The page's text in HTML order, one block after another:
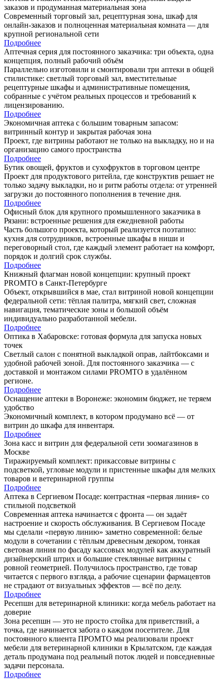
заказов и продуманная материальная зона
Современный торговый зал, рецептурная зона, шкаф для
онлайн-заказов и полноценная материальная комната — для
крупной региональной сети
Подробнее
Аптечная серия для постоянного заказчика: три объекта, одна
концепция, полный рабочий объём
Параллельно изготовили и смонтировали три аптеки в общей
стилистике: светлый торговый зал, вместительные
рецептурные шкафы и административные помещения,
собранные с учётом реальных процессов и требований к
лицензированию.
Подробнее
Экономичная аптека с большим товарным запасом:
витринный контур и закрытая рабочая зона
Проект, где витрины работают не только на выкладку, но и на
организацию самого пространства
Подробнее
Бутик овощей, фруктов и сухофруктов в торговом центре
Проект для продуктового ритейла, где конструктив решает не
только задачу выкладки, но и ритм работы отдела: от утренней
загрузки до постоянного пополнения в течение дня.
Подробнее
Офисный блок для крупного промышленного заказчика в
Рязани: встроенные решения для ежедневной работы
Часть большого проекта, который реализуется поэтапно:
кухня для сотрудников, встроенные шкафы в ниши и
переговорный стол, где каждый элемент работает на комфорт,
порядок и долгий срок службы.
Подробнее
Книжный флагман новой концепции: крупный проект
PROMTO в Санкт-Петербурге
Объект, открывшийся в мае, стал витриной новой концепции
федеральной сети: тёплая палитра, мягкий свет, сложная
навигация, тематические зоны и большой объём
индивидуально разработанной мебели.
Подробнее
Оптика в Хабаровске: готовая формула для запуска новых
точек
Светлый салон с понятной выкладкой оправ, лайтбоксами и
удобной рабочей зоной. Для постоянного заказчика — с
доставкой и монтажом силами PROMTO в удалённом
регионе.
Подробнее
Оснащение аптеки в Воронеже: экономим бюджет, не теряем
удобство
Экономичный комплект, в котором продумано всё — от
витрин до шкафа для инвентаря.
Подробнее
Зона касс и витрин для федеральной сети зоомагазинов в
Москве
Тиражируемый комплект: прикассовые витрины с
подсветкой, угловые модули и пристенные шкафы для мелких
товаров и ветеринарной группы
Подробнее
Аптека в Сергиевом Посаде: контрастная «первая линия» со
стильной подсветкой
Современная аптека начинается с фронта — он задаёт
настроение и скорость обслуживания. В Сергиевом Посаде
мы сделали «первую линию» заметно современной: белые
модули в сочетании с тёплым древесным декором, тонкая
световая линия по фасаду кассовых модулей как аккуратный
дизайнерский штрих и большие стеклянные витрины с
ровной геометрией. Получилось пространство, где товар
читается с первого взгляда, а рабочие сценарии фармацевтов
не страдают от визуальных эффектов — всё по делу.
Подробнее
Ресепшн для ветеринарной клиники: когда мебель работает на
доверие
Зона ресепшн — это не просто стойка для приветствий, а
точка, где начинается забота о каждом посетителе. Для
постоянного клиента ПРОМТО мы реализовали проект
мебели для ветеринарной клиники в Крылатском, где каждая
деталь продумана под реальный поток людей и повседневные
задачи персонала.
Подробнее